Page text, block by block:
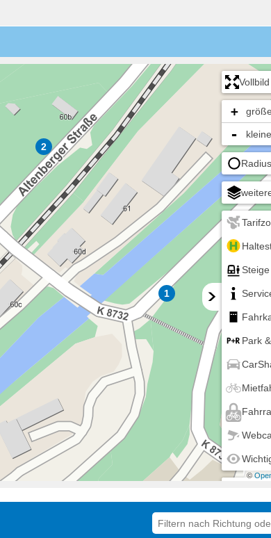
13 14 15 16
11:00
11:30
12:00
12:30
13:00
13:30
14:00
14:30
15:00
15:30
16:00
16:30
17:00
18:00
2
1
Vollbild
+
-
Steige
Park
©